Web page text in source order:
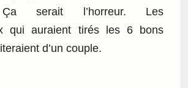
Ça serait l’horreur. Les
qui auraient tirés les 6 bons
d’un couple.